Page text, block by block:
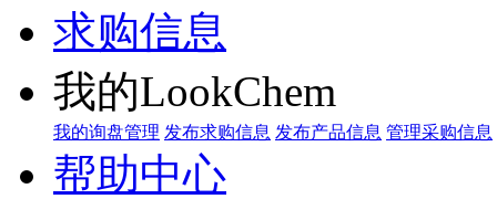
求购信息
我的LookChem
我的询盘管理 发布求购信息 发布产品信息 管理采购信息
帮助中心